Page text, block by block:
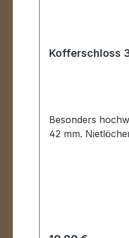
Kofferschloss
Besonders
42 mm.